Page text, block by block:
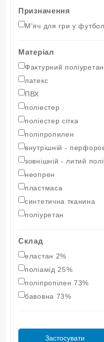
Призначення
M'яч для гри у
Матеріал
Фактурний
латекс
ПВХ
поліестер
поліестер сітка
поліпропилен
внутрішній -
зовнішній - литий
неопрен
пластмаса
синтетична тканина
поліуретан
Склад
еластан 2%
поліамід 25%
поліпропілен 73%
бавовна 73%
Застосувати